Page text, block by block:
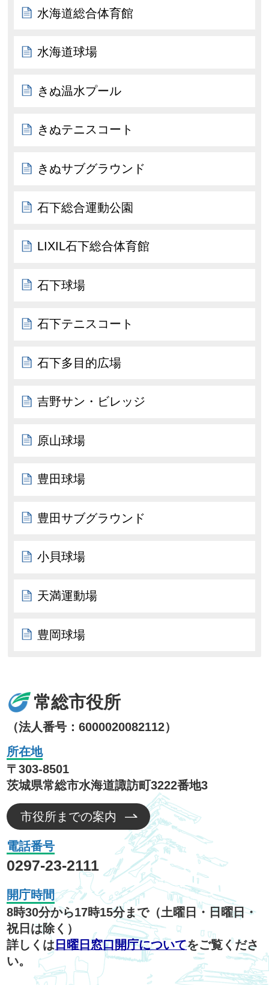
水海道総合体育館
水海道球場
きぬ温水プール
きぬテニスコート
きぬサブグラウンド
石下総合運動公園
LIXIL石下総合体育館
石下球場
石下テニスコート
石下多目的広場
吉野サン・ビレッジ
原山球場
豊田球場
豊田サブグラウンド
小貝球場
天満運動場
豊岡球場
常総市役所
（法人番号：6000020082112）
所在地
〒303-8501
茨城県常総市水海道諏訪町3222番地3
市役所までの案内
電話番号
0297-23-2111
開庁時間
8時30分から17時15分まで（土曜日・日曜日・
祝日は除く）
詳しくは 日曜日窓口開庁についてをご覧くださ
い。